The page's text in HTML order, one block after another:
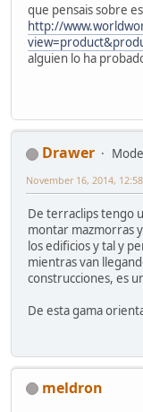
que pensais sobre
http://
alguien lo ha
Drawer
November 16, 2014,
De terraclips tengo
montar mazmorras
los edificios y tal y
mientras van
construcciones, es
De esta gama
meldron